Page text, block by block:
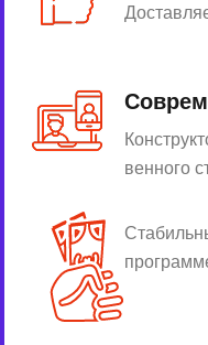
венного